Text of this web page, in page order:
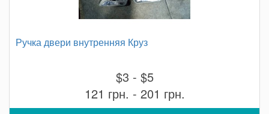
Ручка двери внутренняя Круз
$3 - $5
121 грн. - 201 грн.